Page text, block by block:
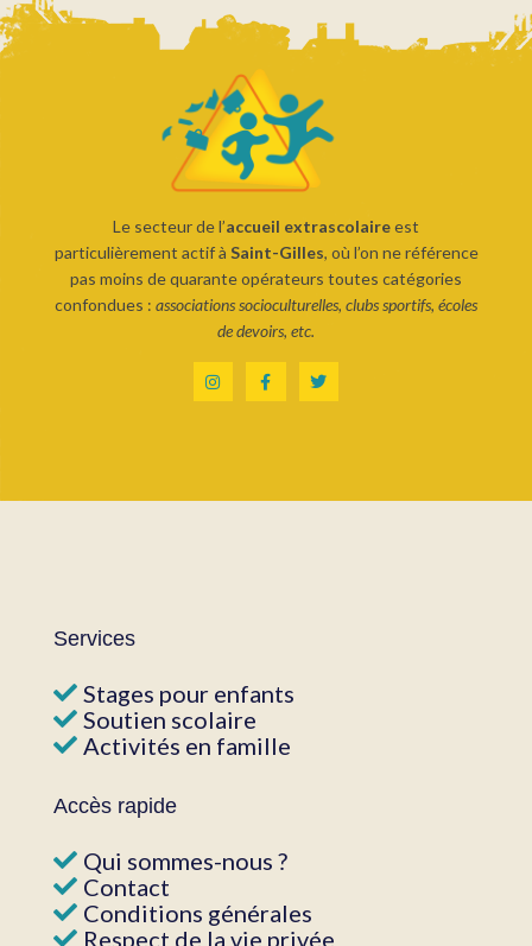
Le secteur de l’accueil extrascolaireest
particulièrement actif à Saint-Gilles, où l’on ne référence
pas moins de quarante opérateurs toutes catégories
confondues : associations socioculturelles, clubs sportifs, écoles
de devoirs, etc.
Services
Stages pour enfants
Soutien scolaire
Activités en famille
Accès rapide
Qui sommes-nous ?
Contact
Conditions générales
Respect de la vie privée